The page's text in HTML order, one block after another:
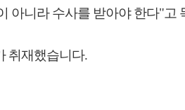
아니라 수사를 받아야 한다"고
취재했습니다.